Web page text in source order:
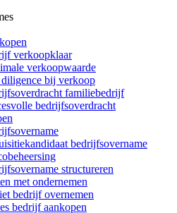
verkoopklaar
verkoopwaarde
bij verkoop
familiebedrijf
bedrijfsoverdracht
bedrijfsovername
structureren
met ondernemen
bedrijf overnemen
bedrijf aankopen